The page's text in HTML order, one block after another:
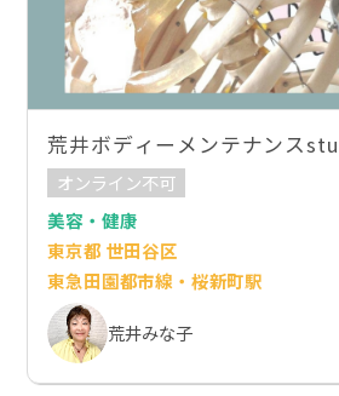
荒井ボディーメンテナンス
オンライン不可
美容・健康
東京都 世田谷区
東急田園都市線・桜新町駅
荒井みな子